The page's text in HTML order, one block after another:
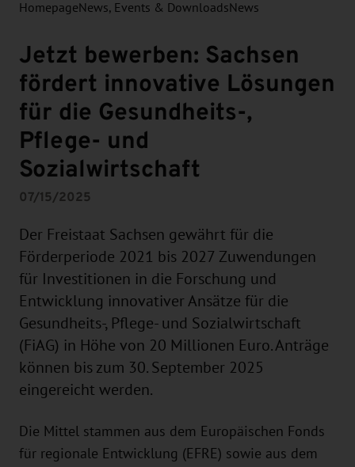
HomepageNews, Events & DownloadsNews
Jetzt bewerben: Sachsen
fördert innovative Lösungen
für die Gesundheits-,
Pflege- und
Sozialwirtschaft
07/15/2025
Der Freistaat Sachsen gewährt für die
Förderperiode 2021 bis 2027 Zuwendungen
für Investitionen in die Forschung und
Entwicklung innovativer Ansätze für die
Gesundheits-, Pflege- und Sozialwirtschaft
(FiAG) in Höhe von 20 Millionen Euro. Anträge
können bis zum 30. September 2025
eingereicht werden.
Die Mittel stammen aus dem Europäischen Fonds
für regionale Entwicklung (EFRE) sowie aus dem